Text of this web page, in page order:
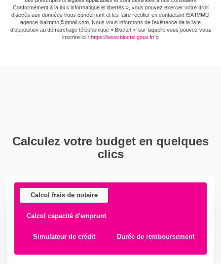
Conformément à la loi « informatique et libertés », vous pouvez exercer votre droit
d'accès aux données vous concernant et les faire rectifier en contactant ISA IMMO
agence.isaimmo@gmail.com . Nous vous informons de l'existence de la liste
d'opposition au démarchage téléphonique « Bloctel », sur laquelle vous pouvez vous
inscrire ici : https://www.bloctel.gouv.fr/ »
Calculez votre budget en quelques
clics
Calcul frais de notaire
Calcul capacité d'emprunt
Simulateur de crédit Durée de remboursement